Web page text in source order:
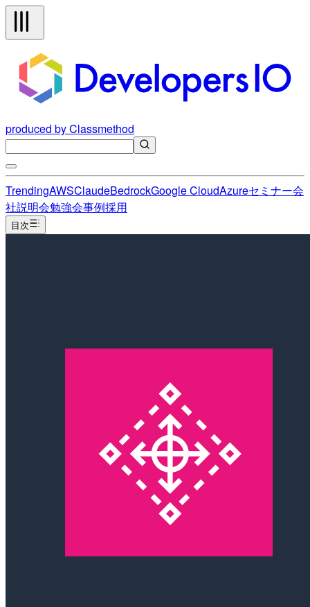
produced by Classmethod
TrendingAWSClaudeBedrockGoogle CloudAzureセミナー会
社説明会勉強会事例採用
目次